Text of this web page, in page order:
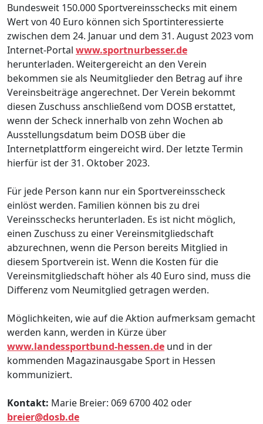
Bundesweit 150.000 Sportvereinsschecks mit einem
Wert von 40 Euro können sich Sportinteressierte
zwischen dem 24. Januar und dem 31. August 2023 vom
Internet-Portal www.sportnurbesser.de
herunterladen. Weitergereicht an den Verein
bekommen sie als Neumitglieder den Betrag auf ihre
Vereinsbeiträge angerechnet. Der Verein bekommt
diesen Zuschuss anschließend vom DOSB erstattet,
wenn der Scheck innerhalb von zehn Wochen ab
Ausstellungsdatum beim DOSB über die
Internetplattform eingereicht wird. Der letzte Termin
hierfür ist der 31. Oktober 2023.
Für jede Person kann nur ein Sportvereinsscheck
einlöst werden. Familien können bis zu drei
Vereinsschecks herunterladen. Es ist nicht möglich,
einen Zuschuss zu einer Vereinsmitgliedschaft
abzurechnen, wenn die Person bereits Mitglied in
diesem Sportverein ist. Wenn die Kosten für die
Vereinsmitgliedschaft höher als 40 Euro sind, muss die
Differenz vom Neumitglied getragen werden.
Möglichkeiten, wie auf die Aktion aufmerksam gemacht
werden kann, werden in Kürze über
www.landessportbund-hessen.de und in der
kommenden Magazinausgabe Sport in Hessen
kommuniziert.
Kontakt: Marie Breier: 069 6700 402 oder
breier@dosb.de